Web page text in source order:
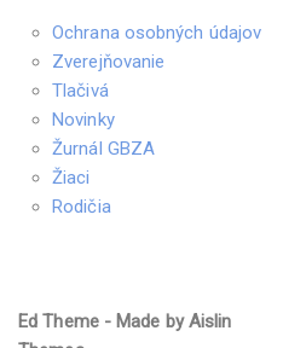
Ochrana osobných údajov
Zverejňovanie
Tlačivá
Novinky
Žurnál GBZA
Žiaci
Rodičia
Ed Theme - Made by Aislin